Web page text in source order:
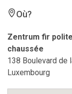
Où?
Zentrum fir
chaussée
138 Boulevard de
Luxembourg